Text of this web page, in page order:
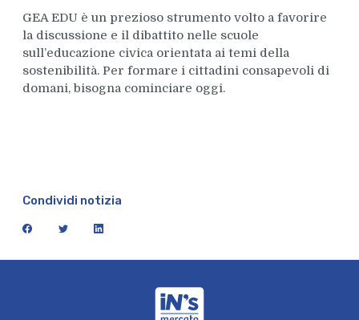
GEA EDU è un prezioso strumento volto a favorire
la discussione e il dibattito nelle scuole
sull’educazione civica orientata ai temi della
sostenibilità. Per formare i cittadini consapevoli di
domani, bisogna cominciare oggi.
Condividi notizia
facebook twitter linkedin